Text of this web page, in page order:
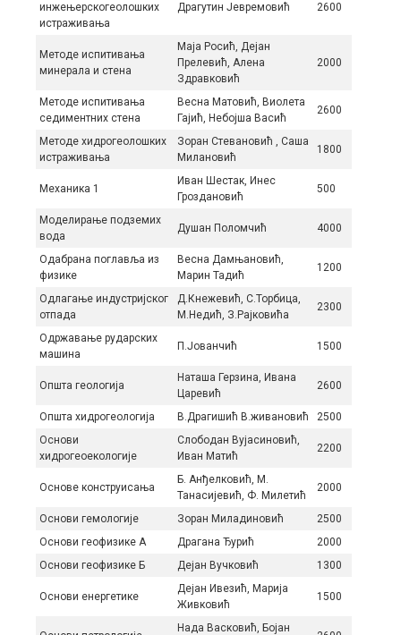
инжењерскогеолошких
истраживања
Драгутин Јевремовић 2600
Методе испитивања
минерала и стена
Маја Росић, Дејан
Прелевић, Алена
Здравковић
2000
Методе испитивања
седиментних стена
Весна Матовић, Виолета
Гајић, Небојша Васић
2600
Методе хидрогеолошких
истраживања
Зоран Стевановић , Саша
Милановић
1800
Механика 1
Иван Шестак, Инес
Гроздановић
500
Моделирање подземих
вода
Душан Поломчић 4000
Одабрана поглавља из
физике
Весна Дамњановић,
Марин Тадић
1200
Одлагање индустријског
отпада
Д.Кнежевић, С.Торбица,
М.Недић, З.Рајковића
2300
Одржавање рударских
машина
П.Јованчић 1500
Општа геологија
Наташа Герзина, Ивана
Царевић
2600
Општа хидрогеологија В.Драгишић В.живановић
2500
Оснoви
хидрoгeoeкoлoгиje
Слободан Вуjaсинoвић,
Иван Maтић
2200
Основе конструисања
Б. Анђелковић, М.
Танасијевић, Ф. Милетић
2000
Основи гемологије Зоран Миладиновић
2500
Основи геофизикe А
Драгана Ђурић
2000
Основи геофизике Б
Дејан Вучковић 1300
Основи енергетике
Дејан Ивезић, Марија
Живковић
1500
Нада Васковић, Бојан